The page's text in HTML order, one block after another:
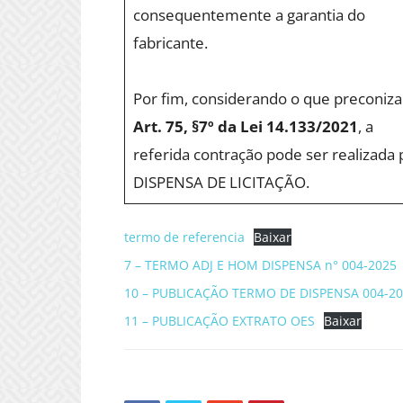
consequentemente a garantia do
fabricante.
Por fim, considerando o que
Art. 75, §7º da Lei 14.133/2021, a
referida contração pode ser realizada
DISPENSA DE LICITAÇÃO.
termo de referencia
Baixar
7 – TERMO ADJ E HOM DISPENSA n° 004-2025
10 – PUBLICAÇÃO TERMO DE DISPENSA 004-
11 – PUBLICAÇÃO EXTRATO OES
Baixar